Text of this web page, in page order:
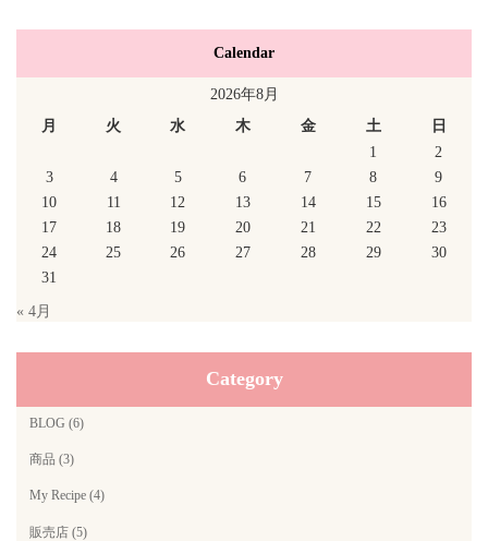
Calendar
2026年8月
月
火 水 木 金 土
日
1
2
3
4 5 6 7 8
9
10
11 12 13 14 15
16
17
18 19 20 21 22
23
24
25 26 27 28 29
30
31
« 4月
Category
BLOG (6)
商品 (3)
My Recipe (4)
販売店 (5)